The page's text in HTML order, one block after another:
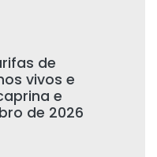
de
vivos e
e
de 2026